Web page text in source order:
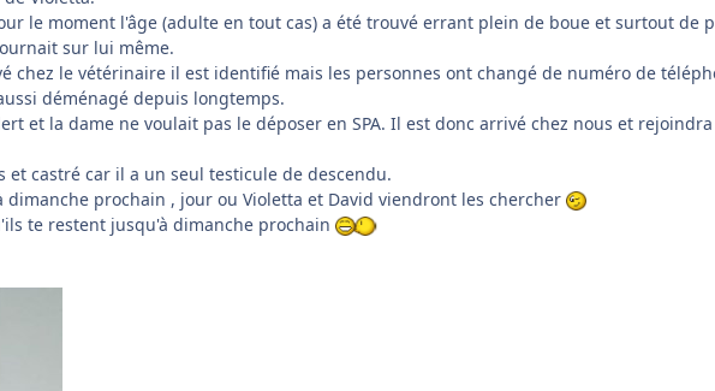
le moment l'âge (adulte en tout cas) a été trouvé errant plein de boue et surtout de
sur lui même.
chez le vétérinaire il est identifié mais les personnes ont changé de numéro de
déménagé depuis longtemps.
et la dame ne voulait pas le déposer en SPA. Il est donc arrivé chez nous et
et castré car il a un seul testicule de descendu.
dimanche prochain , jour ou Violetta et David viendront les chercher
te restent jusqu'à dimanche prochain